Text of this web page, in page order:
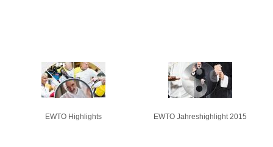
EWTO Highlights EWTO Jahreshighlight 2015